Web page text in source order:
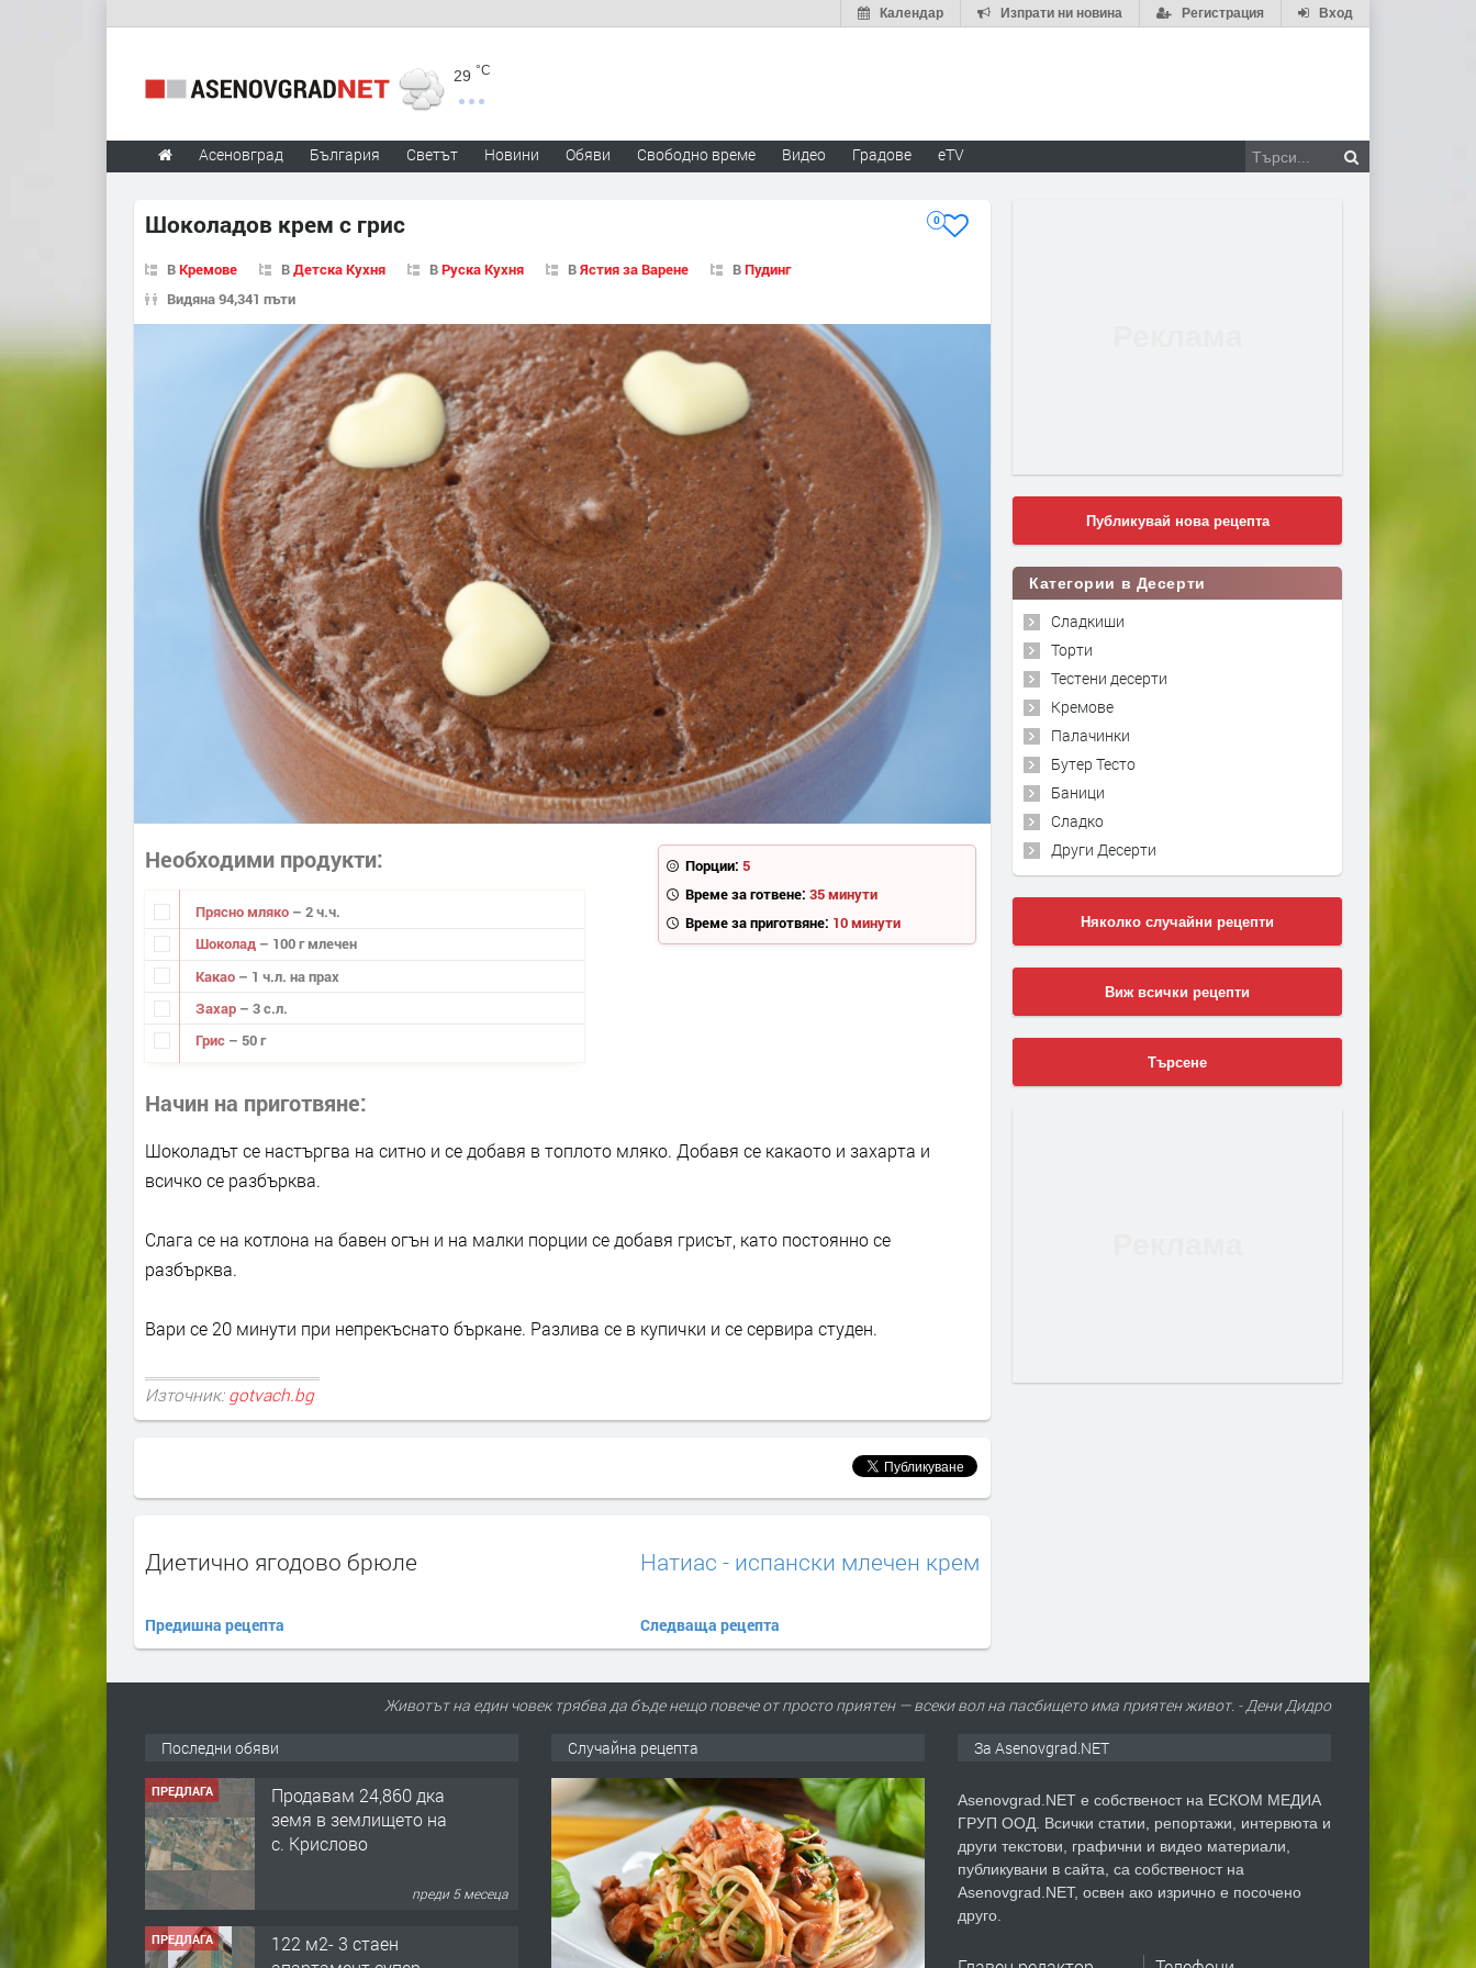
Вход
Регистрация
Изпрати ни новина
Календар
29 °C
Асеновград България Светът Новини Обяви Свободно време Видео Градове eTV
Шоколадов крем с грис 0
ВКремове ВДетска Кухня ВРуска Кухня ВЯстия за Варене ВПудинг
Видяна 94,341 пъти
Порции: 5
Време за готвене: 35 минути
Време за приготвяне: 10 минути
Необходими продукти
Прясно мляко – 2 ч.ч.
Шоколад – 100 г млечен
Какао – 1 ч.л. на прах
Захар – 3 с.л.
Грис – 50 г
Начин на приготвяне
Шоколадът се настъргва на ситно и се добавя в топлото мляко. Добавя се какаото и захарта и
всичко се разбърква.
Слага се на котлона на бавен огън и на малки порции се добавя грисът, като постоянно се
разбърква.
Вари се 20 минути при непрекъснато бъркане. Разлива се в купички и се сервира студен.
Източник: gotvach.bg
Диетично ягодово брюле
Предишна рецепта
Натиас - испански млечен крем
Следваща рецепта
Публикувай нова рецепта
Категории в Десерти
Сладкиши
Торти
Тестени десерти
Кремове
Палачинки
Бутер Тесто
Баници
Сладко
Други Десерти
Няколко случайни рецепти
Виж всички рецепти
Търсене
Животът на един човек трябва да бъде нещо повече от просто приятен — всеки вол на пасбището има приятен живот. - Дени Дидро
Последни обяви
земя в землището на
ПРЕДЛАГА
122 м2- 3 стаен
апартамент супер
център Асеновград-
ПРЕДЛАГА Ретро Остъклена
Случайна рецепта За Asenovgrad.NET
Asenovgrad.NET е собственост на ЕСКОМ МЕДИА
ГРУП ООД. Всички статии, репортажи, интервюта и
други текстови, графични и видео материали,
публикувани в сайта, са собственост на
Asenovgrad.NET, освен ако изрично е посочено
друго.